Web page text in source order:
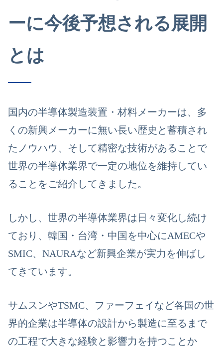
ーに今後予想される展開
とは
国内の半導体製造装置・材料メーカーは、多
くの新興メーカーに無い長い歴史と蓄積され
たノウハウ、そして精密な技術があることで
世界の半導体業界で一定の地位を維持してい
ることをご紹介してきました。
しかし、世界の半導体業界は日々変化し続け
ており、韓国・台湾・中国を中心にAMECや
SMIC、NAURAなど新興企業が実力を伸ばし
てきています。
サムスンやTSMC、ファーフェイなど各国の世
界的企業は半導体の設計から製造に至るまで
の工程で大きな経験と影響力を持つことか